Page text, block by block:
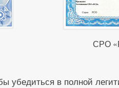
СРО
убедиться в полной